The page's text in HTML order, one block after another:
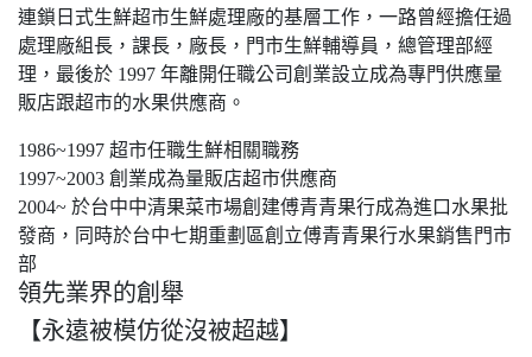
連鎖日式生鮮超市生鮮處理廠的基層工作，一路曾經擔任過
處理廠組長，課長，廠長，門市生鮮輔導員，總管理部經
理，最後於 1997 年離開任職公司創業設立成為專門供應量
販店跟超市的水果供應商。
1986~1997 超市任職生鮮相關職務
1997~2003 創業成為量販店超市供應商
2004~ 於台中中清果菜市場創建傅青青果行成為進口水果批
發商，同時於台中七期重劃區創立傅青青果行水果銷售門市
部
領先業界的創舉
【永遠被模仿從沒被超越】